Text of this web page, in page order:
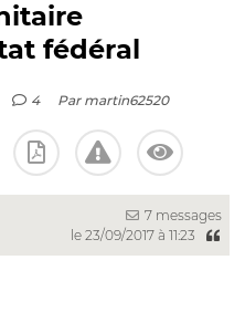
fédéral
4 Par martin62520
7 messages
le 23/09/2017 à 11:23